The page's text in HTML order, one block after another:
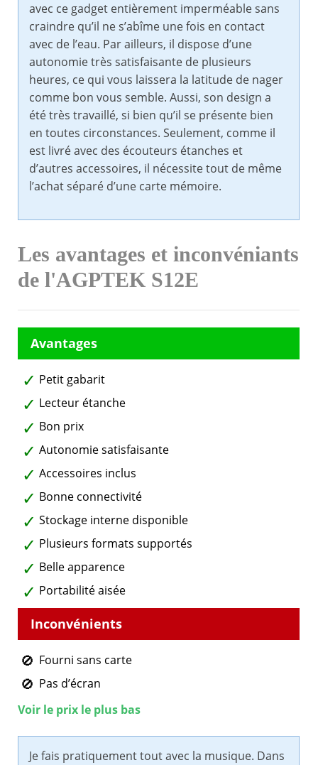
avec ce gadget entièrement imperméable sans
craindre qu’il ne s’abîme une fois en contact
avec de l’eau. Par ailleurs, il dispose d’une
autonomie très satisfaisante de plusieurs
heures, ce qui vous laissera la latitude de nager
comme bon vous semble. Aussi, son design a
été très travaillé, si bien qu’il se présente bien
en toutes circonstances. Seulement, comme il
est livré avec des écouteurs étanches et
d’autres accessoires, il nécessite tout de même
l’achat séparé d’une carte mémoire.
Les avantages et inconvéniants
de l'AGPTEK S12E
Petit gabarit
Lecteur étanche
Bon prix
Autonomie satisfaisante
Accessoires inclus
Bonne connectivité
Stockage interne disponible
Plusieurs formats supportés
Belle apparence
Portabilité aisée
Fourni sans carte
Pas d’écran
Voir le prix le plus bas
Je fais pratiquement tout avec la musique. Dans